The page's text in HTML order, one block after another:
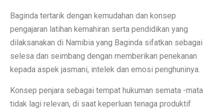
Baginda tertarik dengan kemudahan dan konsep
pengajaran latihan kemahiran serta pendidikan yang
dilaksanakan di Namibia yang Baginda sifatkan sebagai
selesa dan seimbang dengan memberikan penekanan
kepada aspek jasmani, intelek dan emosi penghuninya.
Konsep penjara sebagai tempat hukuman semata -mata
tidak lagi relevan, di saat keperluan tenaga produktif